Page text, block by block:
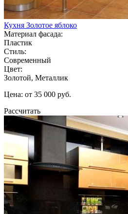
Кухня Золотое яблоко
Материал фасада:
Пластик
Стиль:
Современный
Цвет:
Золотой, Металлик
Цена: от 35 000 руб.
Рассчитать